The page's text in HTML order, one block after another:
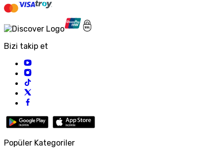
Bizi takip et
Popüler Kategoriler